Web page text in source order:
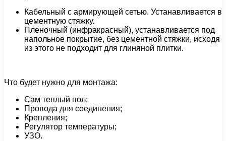
Кабельный с армирующей сетью. Устанавливается в
цементную стяжку.
Пленочный (инфракрасный), устанавливается под
напольное покрытие, без цементной стяжки, исходя
из этого не подходит для глиняной плитки.
Что будет нужно для монтажа:
Сам теплый пол;
Провода для соединения;
Крепления;
Регулятор температуры;
УЗО.